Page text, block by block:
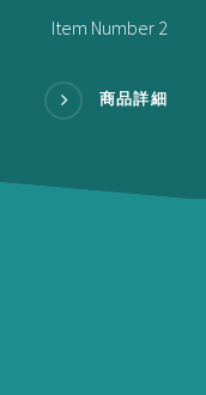
Item Number 2
商品詳細